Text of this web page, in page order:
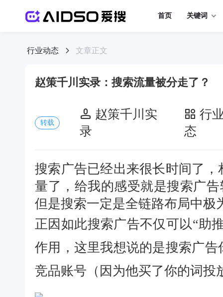
首页 关键词
行业动态 文章正文
赵策千川实录：搜索流量被分走了？
转载
赵策千川实
录
行
态
搜索广告已经出来很长时间了
量了，给我的感受就是搜索广
但是搜索一定是全链路布局中极
正因如此搜索广告不仅可以“助
作用，这里我想说的是搜索广
竞品账号（因为他买了你的词投